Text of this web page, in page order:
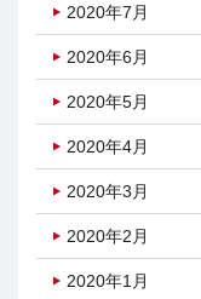
2020年7月
2020年6月
2020年5月
2020年4月
2020年3月
2020年2月
2020年1月